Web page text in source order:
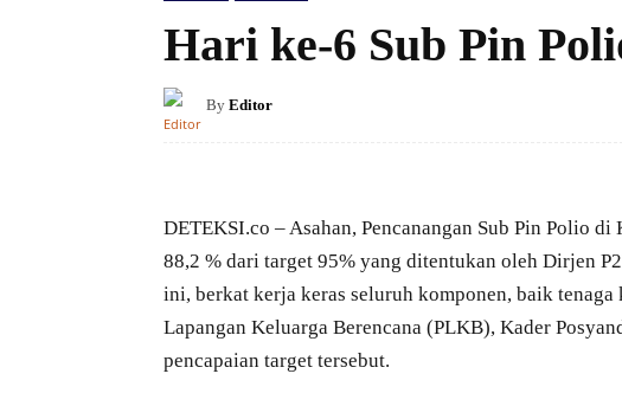
Hari ke-6 Sub Pin
By Editor
DETEKSI.co – Asahan, Pencanangan Sub Pin Polio
88,2 % dari target 95% yang ditentukan oleh Dirjen
ini, berkat kerja keras seluruh komponen, baik
Lapangan Keluarga Berencana (PLKB), Kader
pencapaian target tersebut.